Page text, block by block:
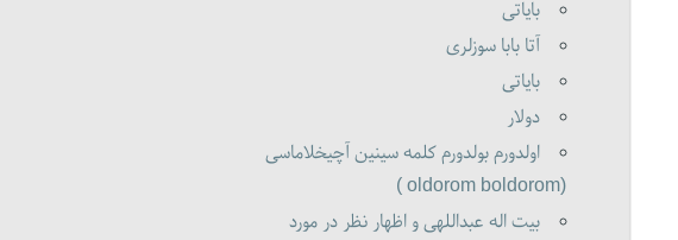
بایاتی
آتا بابا سوزلری
بایاتی
دولار
اولدورم بولدورم کلمه سینین آچیخلاماسی
(oldorom boldorom )
بیت اله عبداللهی و اظهار نظر در مورد